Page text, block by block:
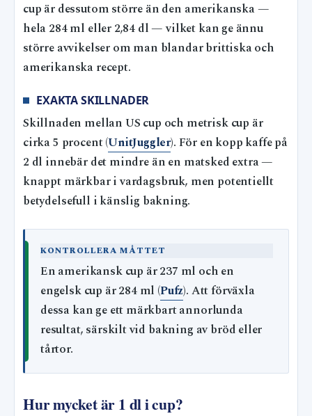
cup är dessutom större än den amerikanska —
hela 284 ml eller 2,84 dl — vilket kan ge ännu
större avvikelser om man blandar brittiska och
amerikanska recept.
EXAKTA SKILLNADER
Skillnaden mellan US cup och metrisk cup är
cirka 5 procent (UnitJuggler). För en kopp kaffe på
2 dl innebär det mindre än en matsked extra —
knappt märkbar i vardagsbruk, men potentiellt
betydelsefull i känslig bakning.
KONTROLLERA MÅTTET
En amerikansk cup är 237 ml och en
engelsk cup är 284 ml (Pufz). Att förväxla
dessa kan ge ett märkbart annorlunda
resultat, särskilt vid bakning av bröd eller
tårtor.
Hur mycket är 1 dl i cup?